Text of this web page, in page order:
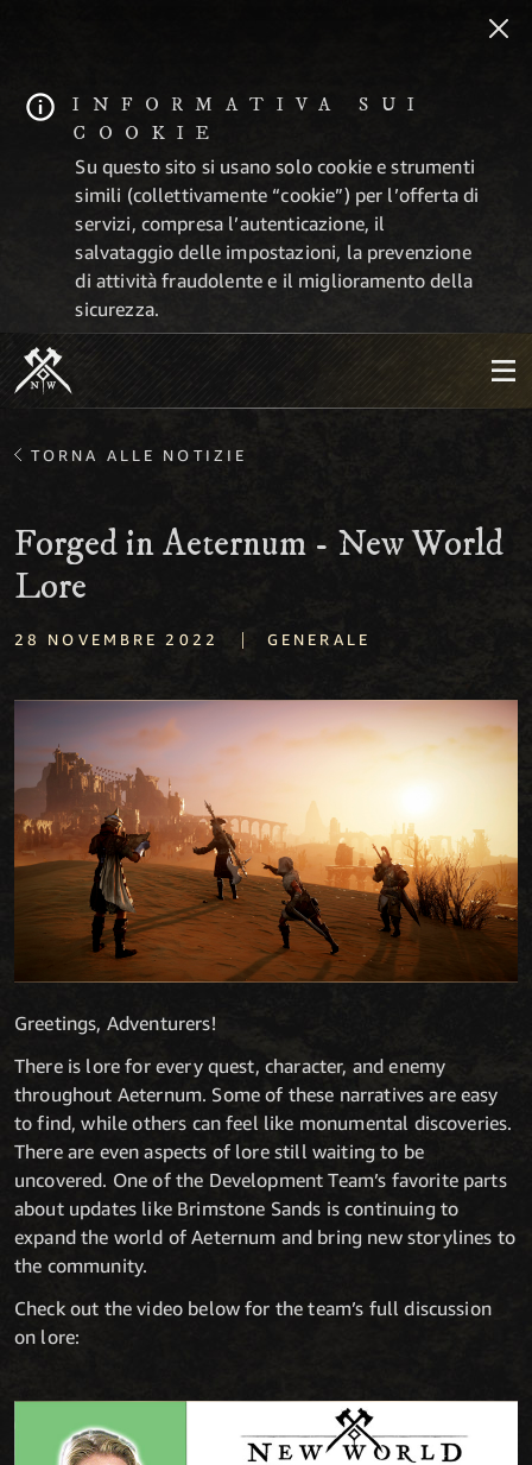
INFORMATIVA SUI
COOKIE
Su questo sito si usano solo cookie e strumenti
simili (collettivamente “cookie”) per l’offerta di
servizi, compresa l’autenticazione, il
salvataggio delle impostazioni, la prevenzione
di attività fraudolente e il miglioramento della
sicurezza.
TORNA ALLE NOTIZIE
Forged in Aeternum - New World
Lore
28 NOVEMBRE 2022 | GENERALE
Greetings, Adventurers!
There is lore for every quest, character, and enemy
throughout Aeternum. Some of these narratives are easy
to find, while others can feel like monumental discoveries.
There are even aspects of lore still waiting to be
uncovered. One of the Development Team’s favorite parts
about updates like Brimstone Sands is continuing to
expand the world of Aeternum and bring new storylines to
the community.
Check out the video below for the team’s full discussion
on lore: